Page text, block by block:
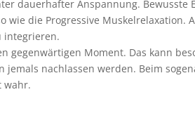
dauerhafter Anspannung.
wie die Progressive
integrieren.
gegenwärtigen Moment. Das kann
nachlassen werden. Beim
wahr.